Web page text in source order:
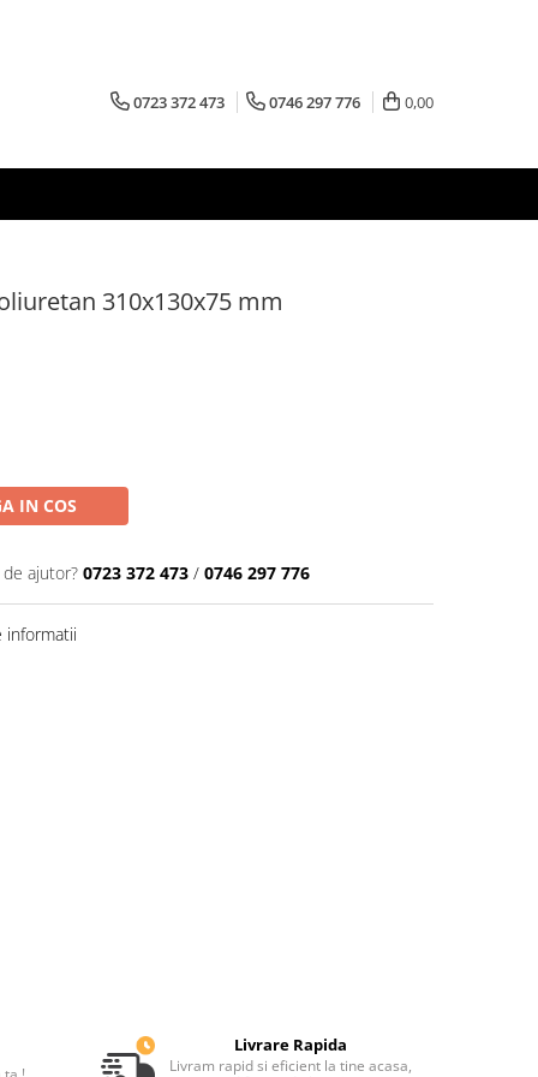
0723 372 473 0746 297 776 0,00
310x130x75 mm
IN COS
ajutor? 0723 372 473 / 0746 297 776
informatii
Livrare Rapida
Livram rapid si eficient la tine acasa,